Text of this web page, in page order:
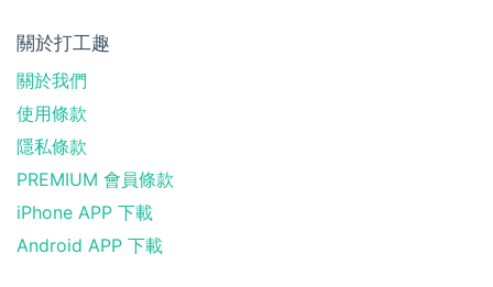
關於打工趣
關於我們
使用條款
隱私條款
PREMIUM 會員條款
iPhone APP 下載
Android APP 下載